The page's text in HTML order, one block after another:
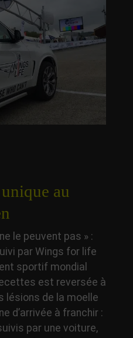
au
le peuvent pas » :
par Wings for life
sportif mondial
est reversée à
lésions de la moelle
d’arrivée à franchir :
par une voiture,